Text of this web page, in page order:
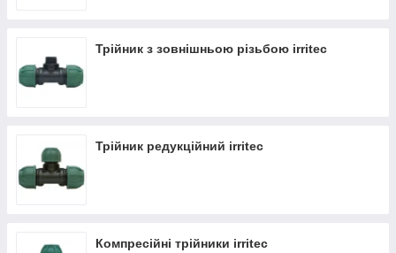
Трійник з зовнішньою різьбою irritec
Трійник редукційний irritec
Компресійні трійники irritec